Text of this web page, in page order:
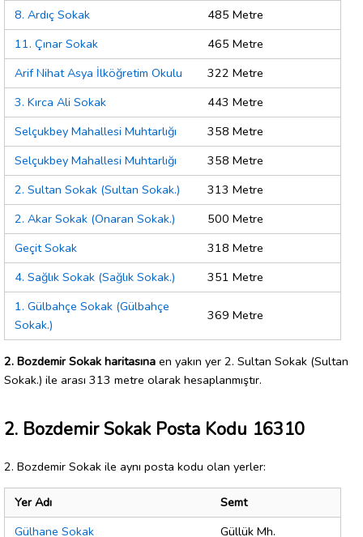
8. Ardıç Sokak
485 Metre
11. Çınar Sokak
465 Metre
Arif Nihat Asya İlköğretim Okulu
322 Metre
3. Kırca Ali Sokak
443 Metre
Selçukbey Mahallesi Muhtarlığı
358 Metre
Selçukbey Mahallesi Muhtarlığı
358 Metre
2. Sultan Sokak (Sultan Sokak.)
313 Metre
2. Akar Sokak (Onaran Sokak.)
500 Metre
Geçit Sokak
318 Metre
4. Sağlık Sokak (Sağlık Sokak.)
351 Metre
1. Gülbahçe Sokak (Gülbahçe
Sokak.)
369 Metre
2. Bozdemir Sokak haritasına en yakın yer 2. Sultan Sokak (Sultan
Sokak.) ile arası 313 metre olarak hesaplanmıştır.
2. Bozdemir Sokak Posta Kodu 16310
2. Bozdemir Sokak ile aynı posta kodu olan yerler:
Yer Adı
Semt
Gülhane Sokak
Güllük Mh.